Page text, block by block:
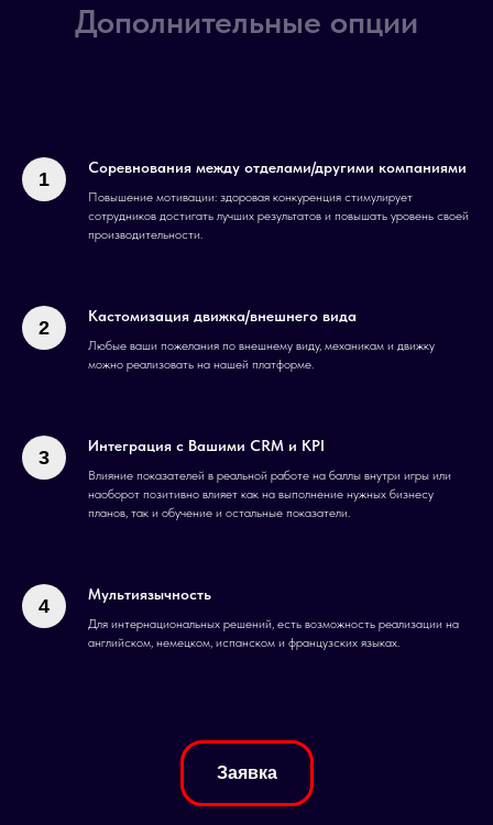
Дополнительные опции
Соревнования между отделами/другими компаниями
Повышение мотивации: здоровая конкуренция стимулирует
сотрудников достигать лучших результатов и повышать уровень своей
производительности.
Кастомизация движка/внешнего вида
Любые ваши пожелания по внешнему виду, механикам и движку
можно реализовать на нашей платформе.
Интеграция с Вашими CRM и KPI
Влияние показателей в реальной работе на баллы внутри игры или
наоборот позитивно влияет как на выполнение нужных бизнесу
планов, так и обучение и остальные показатели.
Мультиязычность
Для интернациональных решений, есть возможность реализации на
английском, немецком, испанском и французских языках.
Заявка